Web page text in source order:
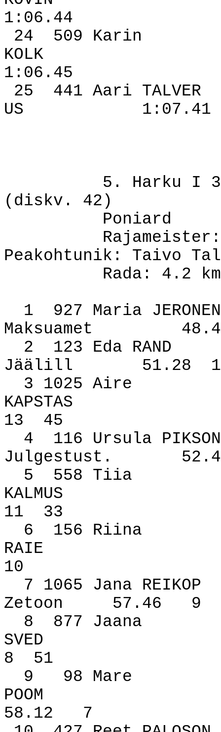
1:06.44
24
509 Karin
KOLK
1:06.45
25
441 Aari TALVER
US
1:07.41
5. Harku I
(diskv. 42)
Poniard
Peakohtunik: Taivo
Rada: 4.2 km
1
927 Maria JERONEN
Maksuamet
2
123 Eda RAND
Jäälill
51.28
3 1025 Aire
KAPSTAS
13
45
4
116 Ursula PIKSON
Julgestust.
5
558 Tiia
KALMUS
11
33
6
156 Riina
RAIE
10
7 1065 Jana REIKOP
Zetoon
57.46
9
8
877 Jaana
SVED
8
51
9
98 Mare
POOM
58.12
7